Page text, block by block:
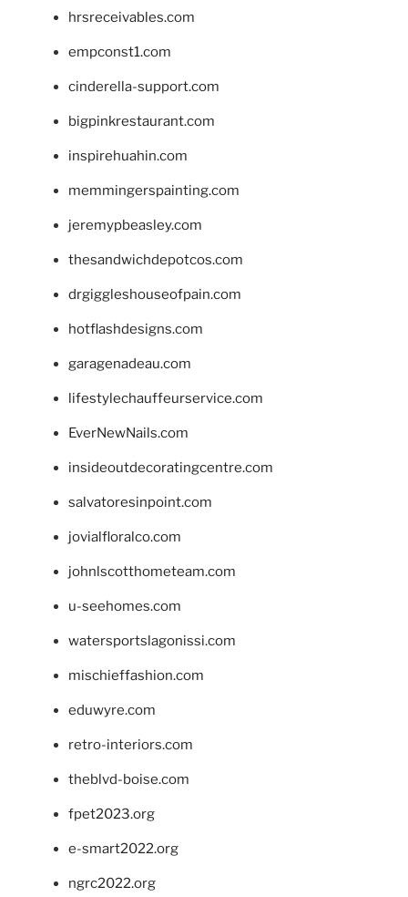
hrsreceivables.com
empconst1.com
cinderella-support.com
bigpinkrestaurant.com
inspirehuahin.com
memmingerspainting.com
jeremypbeasley.com
thesandwichdepotcos.com
drgiggleshouseofpain.com
hotflashdesigns.com
garagenadeau.com
lifestylechauffeurservice.com
EverNewNails.com
insideoutdecoratingcentre.com
salvatoresinpoint.com
jovialfloralco.com
johnlscotthometeam.com
u-seehomes.com
watersportslagonissi.com
mischieffashion.com
eduwyre.com
retro-interiors.com
theblvd-boise.com
fpet2023.org
e-smart2022.org
ngrc2022.org